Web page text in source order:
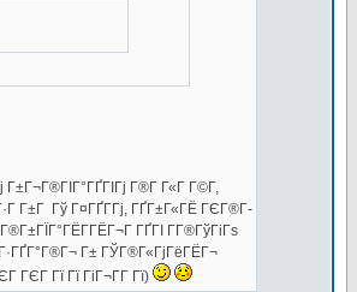
Г®Г­ Г«Г Г©Г­,
Г·Г Г±Г Гў Г¤ГҐГ­Гј, ГҐГ±Г«ГЁ ГЄГ®Г­
ГҐГІ Г­Г®ГўГіГѕ
Г± ГЎГ®Г«ГјГёГЁГ¬
ГЄГ Гї Гї ГіГ¬Г­Г Гї)